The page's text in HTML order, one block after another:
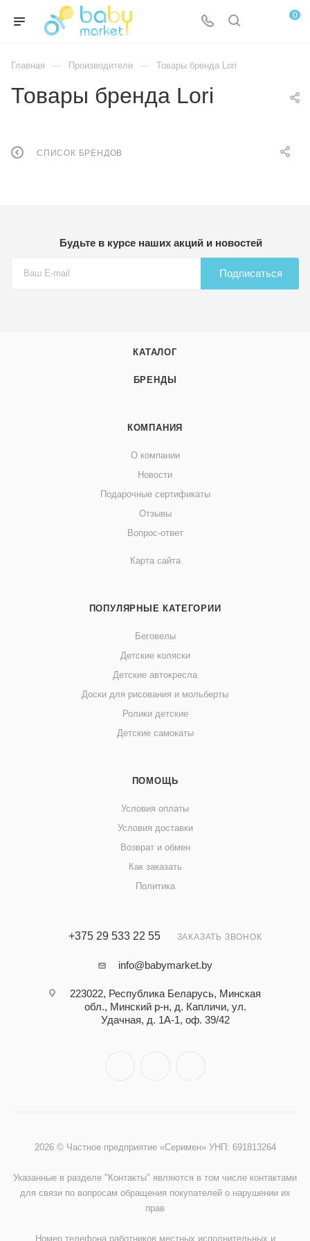
0
Главная — Производители — Товары бренда Lori
Товары бренда Lori
СПИСОК БРЕНДОВ
Будьте в курсе наших акций и новостей
Подписаться
КАТАЛОГ
БРЕНДЫ
КОМПАНИЯ
О компании
Новости
Подарочные сертификаты
Отзывы
Вопрос-ответ
Карта сайта
ПОПУЛЯРНЫЕ КАТЕГОРИИ
Беговелы
Детские коляски
Детские автокресла
Доски для рисования и мольберты
Ролики детские
Детские самокаты
ПОМОЩЬ
Условия оплаты
Условия доставки
Возврат и обмен
Как заказать
Политика
+375 29 533 22 55 ЗАКАЗАТЬ ЗВОНОК
info@babymarket.by
223022, Республика Беларусь, Минская
обл., Минский р-н, д. Капличи, ул.
Удачная, д. 1А-1, оф. 39/42
2026 © Частное предприятие «Серимен» УНП: 691813264
Указанные в разделе "Контакты" являются в том числе контактами
для связи по вопросам обращения покупателей о нарушении их
прав
Номер телефона работников местных исполнительных и